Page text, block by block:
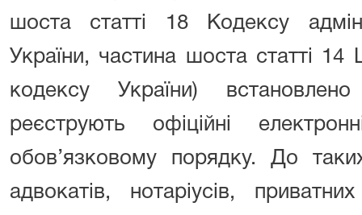
шоста статті 18 Кодексу
України, частина шоста статті 14
кодексу України)
реєструють офіційні
обов’язковому порядку. До
адвокатів, нотаріусів,